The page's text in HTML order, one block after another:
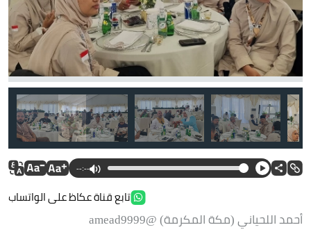
--:--
تابع قناة عكاظ على الواتساب
أحمد اللحياني (مكة المكرمة) @amead9999